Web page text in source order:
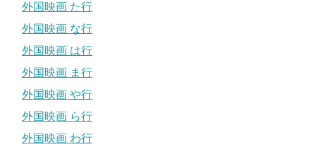
外国映画 た行
外国映画 な行
外国映画 は行
外国映画 ま行
外国映画 や行
外国映画 ら行
外国映画 わ行